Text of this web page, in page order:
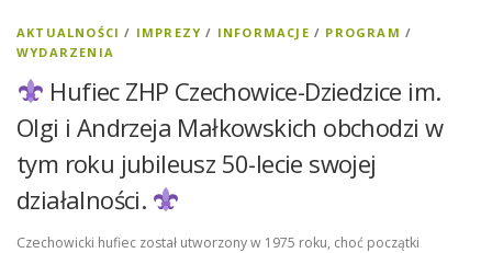
AKTUALNOŚCI / IMPREZY / INFORMACJE / PROGRAM /
WYDARZENIA
Hufiec ZHP Czechowice-Dziedzice im.
Olgi i Andrzeja Małkowskich obchodzi w
tym roku jubileusz 50-lecie swojej
działalności.
Czechowicki hufiec został utworzony w 1975 roku, choć początki